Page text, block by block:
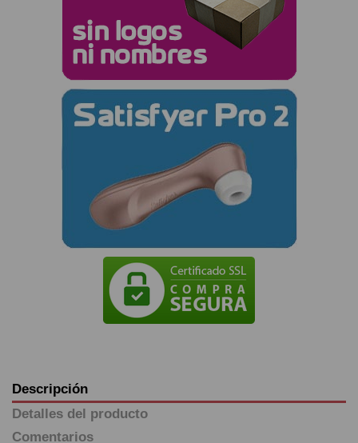
Descripción
Detalles del producto
Comentarios